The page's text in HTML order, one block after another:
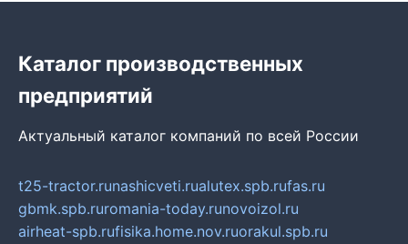
Каталог производственных
предприятий
Актуальный каталог компаний по всей России
t25-tractor.runashicveti.rualutex.spb.rufas.ru
gbmk.spb.ruromania-today.runovoizol.ru
airheat-spb.rufisika.home.nov.ruorakul.spb.ru